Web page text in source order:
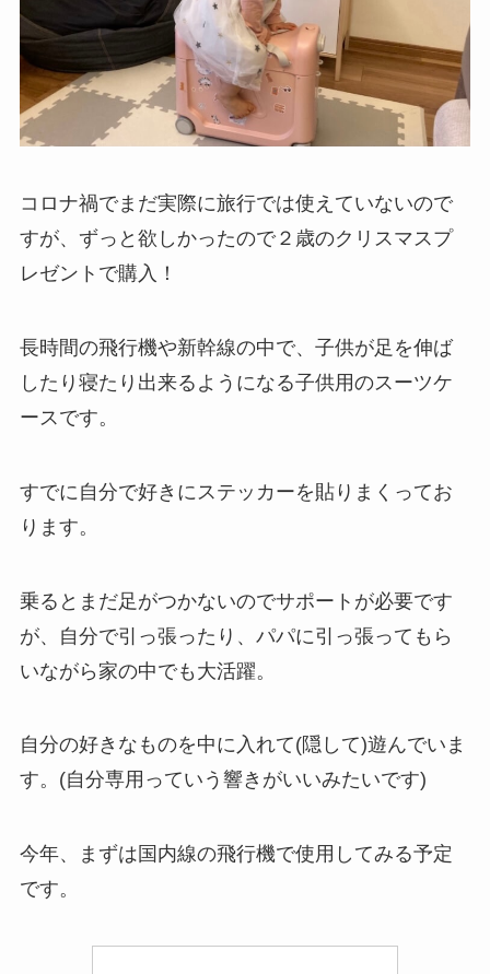
コロナ禍でまだ実際に旅行では使えていないので
すが、ずっと欲しかったので２歳のクリスマスプ
レゼントで購入！
長時間の飛行機や新幹線の中で、子供が足を伸ば
したり寝たり出来るようになる子供用のスーツケ
ースです。
すでに自分で好きにステッカーを貼りまくってお
ります。
乗るとまだ足がつかないのでサポートが必要です
が、自分で引っ張ったり、パパに引っ張ってもら
いながら家の中でも大活躍。
自分の好きなものを中に入れて(隠して)遊んでいま
す。(自分専用っていう響きがいいみたいです)
今年、まずは国内線の飛行機で使用してみる予定
です。